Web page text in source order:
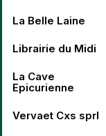
La Belle Laine
Librairie du Midi
La Cave
Epicurienne
Vervaet Cxs sprl